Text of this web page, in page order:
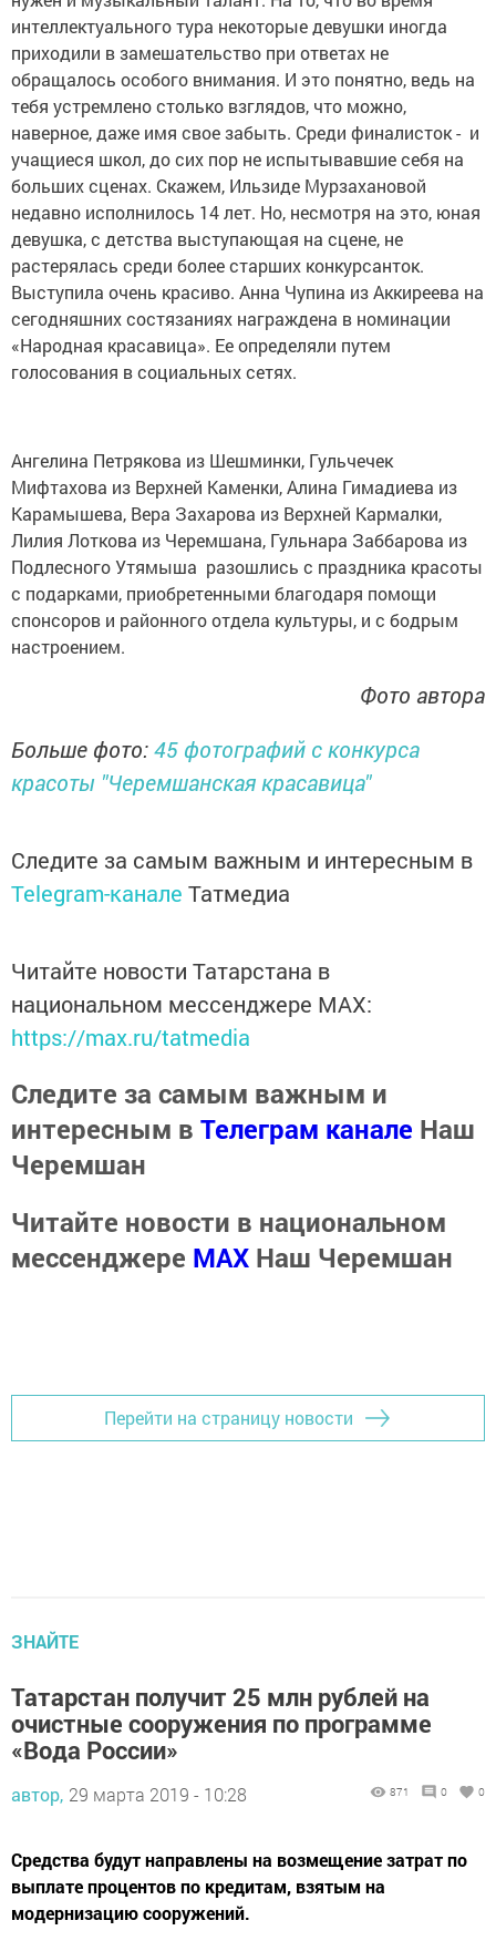
интеллектуального тура некоторые девушки иногда
приходили в замешательство при ответах не
обращалось особого внимания. И это понятно, ведь на
тебя устремлено столько взглядов, что можно,
наверное, даже имя свое забыть. Среди финалисток - и
учащиеся школ, до сих пор не испытывавшие себя на
больших сценах. Скажем, Ильзиде Мурзахановой
недавно исполнилось 14 лет. Но, несмотря на это, юная
девушка, с детства выступающая на сцене, не
растерялась среди более старших конкурсанток.
Выступила очень красиво. Анна Чупина из Аккиреева на
сегодняшних состязаниях награждена в номинации
«Народная красавица». Ее определяли путем
голосования в социальных сетях.
Ангелина Петрякова из Шешминки, Гульчечек
Мифтахова из Верхней Каменки, Алина Гимадиева из
Карамышева, Вера Захарова из Верхней Кармалки,
Лилия Лоткова из Черемшана, Гульнара Заббарова из
Подлесного Утямыша разошлись с праздника красоты
с подарками, приобретенными благодаря помощи
спонсоров и районного отдела культуры, и с бодрым
настроением.
Фото автора
Больше фото:45 фотографий с конкурса
красоты "Черемшанская красавица"
Следите за самым важным и интересным в
Telegram-канале Татмедиа
Читайте новости Татарстана в
национальном мессенджере MАХ:
https://max.ru/tatmedia
Следите за самым важным и
интересным в Телеграм канале Наш
Черемшан
Читайте новости в национальном
мессенджере MАХ Наш Черемшан
Перейти на страницу новости
ЗНАЙТЕ
Татарстан получит 25 млн рублей на
очистные сооружения по программе
«Вода России»
автор, 29 марта 2019 - 10:28 871 0 0
Средства будут направлены на возмещение затрат по
выплате процентов по кредитам, взятым на
модернизацию сооружений.